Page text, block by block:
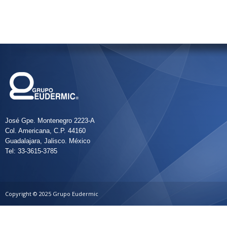
José Gpe. Montenegro 2223-A
Col. Americana, C.P. 44160
Guadalajara, Jalisco. México
Tel: 33-3615-3785
Copyright © 2025 Grupo Eudermic